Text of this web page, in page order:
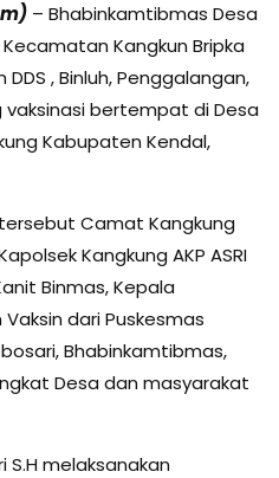
– Bhabinkamtibmas Desa
Kangkun Bripka
, Binluh, Penggalangan,
bertempat di Desa
Kabupaten Kendal,
Camat Kangkung
Kangkung AKP ASRI
Binmas, Kepala
dari Puskesmas
Bhabinkamtibmas,
Desa dan masyarakat
S.H melaksanakan